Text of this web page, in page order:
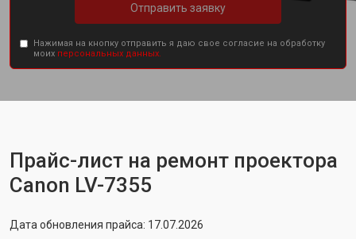
Отправить заявку
Нажимая на кнопку отправить я даю свое согласие на обработку
моих персональных данных.
Прайс-лист на ремонт проектора
Canon LV-7355
Дата обновления прайса: 17.07.2026